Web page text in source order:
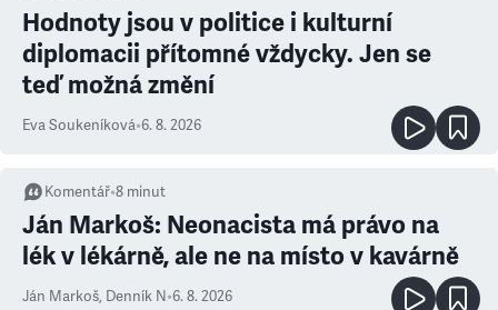
Hodnoty jsou v politice i kulturní
diplomacii přítomné vždycky. Jen se
teď možná změní
Eva Soukeníková•6. 8. 2026
Komentář•8 minut
Ján Markoš: Neonacista má právo na
lék v lékárně, ale ne na místo v kavárně
Ján Markoš, Denník N•6. 8. 2026